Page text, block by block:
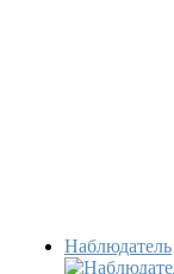
Наблюдатель